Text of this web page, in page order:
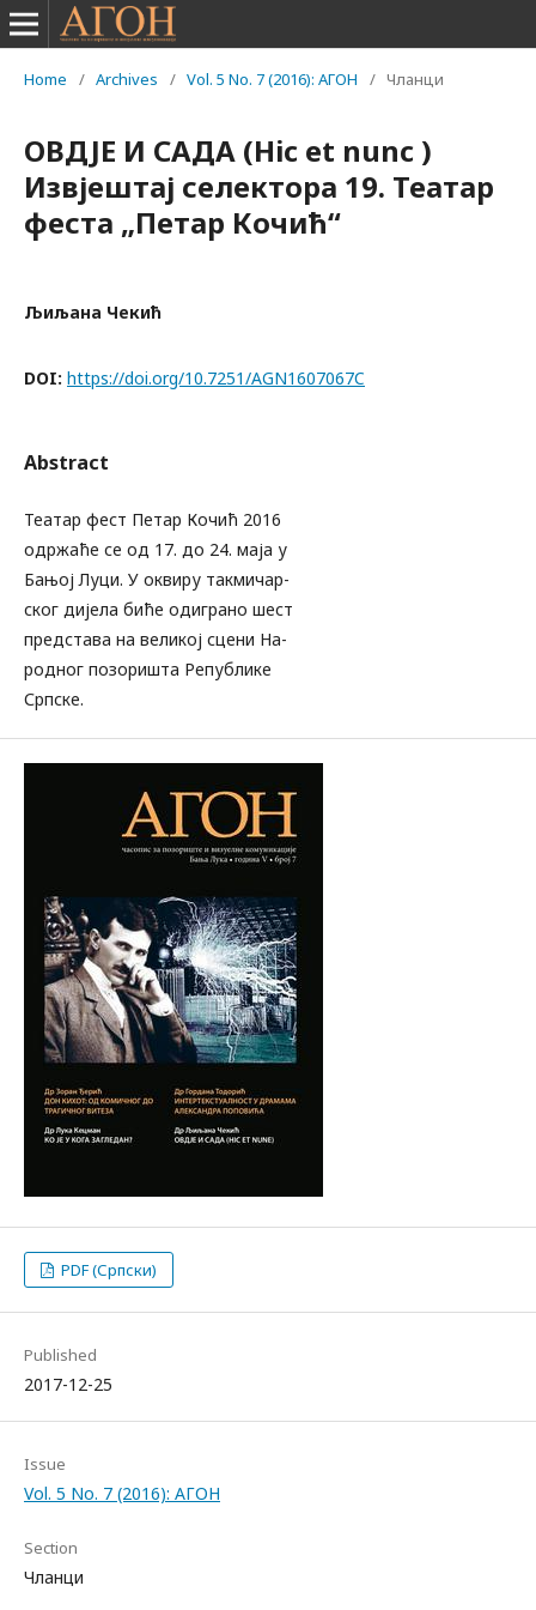
Home / Archives / Vol. 5 No. 7 (2016): АГОН / Чланци
ОВДЈЕ И САДА (Hic et nunc )
Извјештај селектора 19. Театар
феста „Петар Кочић“
Љиљана Чекић
DOI: https://doi.org/10.7251/AGN1607067C
Abstract
Театар фест Петар Кочић 2016
одржаће се од 17. до 24. маја у
Бањој Луци. У оквиру такмичар-
ског дијела биће одиграно шест
представа на великој сцени На-
родног позоришта Републике
Српске.
PDF (Српски)
Published
2017-12-25
Issue
Vol. 5 No. 7 (2016): АГОН
Section
Чланци